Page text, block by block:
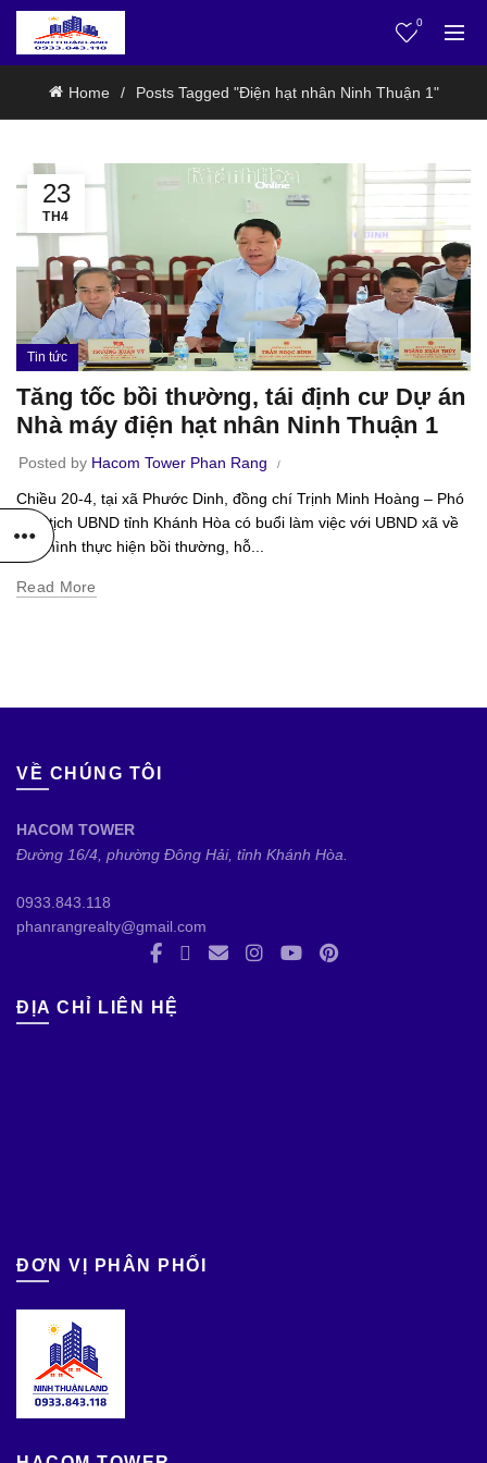
0
Home Posts Tagged "Điện hạt nhân Ninh Thuận 1"
23
TH4
Tin tức
Tăng tốc bồi thường, tái định cư Dự án
Nhà máy điện hạt nhân Ninh Thuận 1
Posted by Hacom Tower Phan Rang
Chiều 20-4, tại xã Phước Dinh, đồng chí Trịnh Minh Hoàng – Phó
Chủ tịch UBND tỉnh Khánh Hòa có buổi làm việc với UBND xã về
tình hình thực hiện bồi thường, hỗ...
Read More
VỀ CHÚNG TÔI
HACOM TOWER
Đường 16/4, phường Đông Hải, tỉnh Khánh Hòa.
0933.843.118
phanrangrealty@gmail.com
ĐỊA CHỈ LIÊN HỆ
ĐƠN VỊ PHÂN PHỐI